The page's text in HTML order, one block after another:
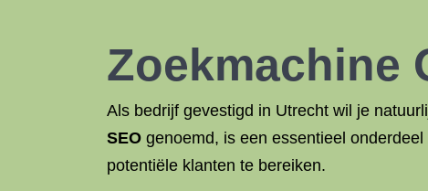
Zoekmachine
Als bedrijf gevestigd in Utrecht wil je
SEO genoemd, is een essentieel onderdeel
potentiële klanten te bereiken.